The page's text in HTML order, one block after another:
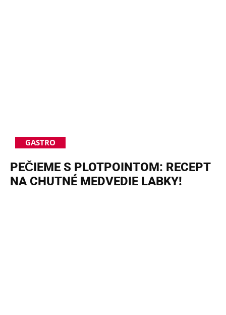
GASTRO
PEČIEME S PLOTPOINTOM: RECEPT
NA CHUTNÉ MEDVEDIE LABKY!